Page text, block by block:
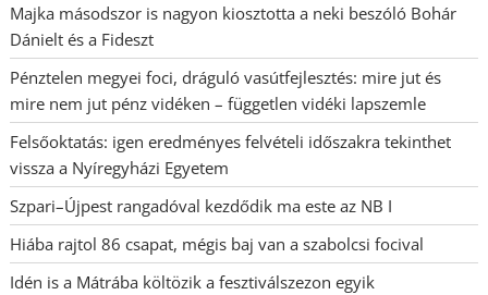
Majka másodszor is nagyon kiosztotta a neki beszóló Bohár
Dánielt és a Fideszt
Pénztelen megyei foci, dráguló vasútfejlesztés: mire jut és
mire nem jut pénz vidéken – független vidéki lapszemle
Felsőoktatás: igen eredményes felvételi időszakra tekinthet
vissza a Nyíregyházi Egyetem
Szpari–Újpest rangadóval kezdődik ma este az NB I
Hiába rajtol 86 csapat, mégis baj van a szabolcsi focival
Idén is a Mátrába költözik a fesztiválszezon egyik